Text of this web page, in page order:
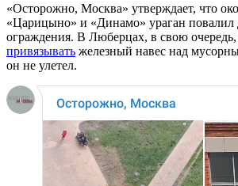
«Осторожно, Москва» утверждает, что
«Царицыно» и «Динамо» ураган
ограждения. В Люберцах, в свою
привязывать железный навес над
он не улетел.